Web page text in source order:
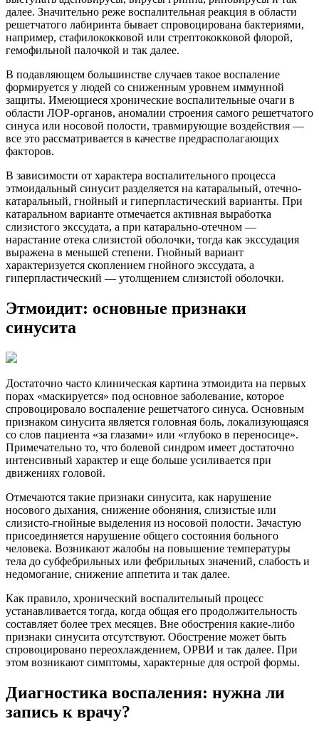
далее. Значительно реже воспалительная реакция в области
решетчатого лабиринта бывает спровоцирована бактериями,
например, стафилококковой или стрептококковой флорой,
гемофильной палочкой и так далее.
В подавляющем большинстве случаев такое воспаление
формируется у людей со сниженным уровнем иммунной
защиты. Имеющиеся хронические воспалительные очаги в
области ЛОР-органов, аномалии строения самого решетчатого
синуса или носовой полости, травмирующие воздействия —
все это рассматривается в качестве предрасполагающих
факторов.
В зависимости от характера воспалительного процесса
этмоидальный синусит разделяется на катаральный, отечно-
катаральный, гнойный и гиперпластический варианты. При
катаральном варианте отмечается активная выработка
слизистого экссудата, а при катарально-отечном —
нарастание отека слизистой оболочки, тогда как экссудация
выражена в меньшей степени. Гнойный вариант
характеризуется скоплением гнойного экссудата, а
гиперпластический — утолщением слизистой оболочки.
Этмоидит: основные признаки
синусита
Достаточно часто клиническая картина этмоидита на первых
порах «маскируется» под основное заболевание, которое
спровоцировало воспаление решетчатого синуса. Основным
признаком синусита является головная боль, локализующаяся
со слов пациента «за глазами» или «глубоко в переносице».
Примечательно то, что болевой синдром имеет достаточно
интенсивный характер и еще больше усиливается при
движениях головой.
Отмечаются такие признаки синусита, как нарушение
носового дыхания, снижение обоняния, слизистые или
слизисто-гнойные выделения из носовой полости. Зачастую
присоединяется нарушение общего состояния больного
человека. Возникают жалобы на повышение температуры
тела до субфебрильных или фебрильных значений, слабость и
недомогание, снижение аппетита и так далее.
Как правило, хронический воспалительный процесс
устанавливается тогда, когда общая его продолжительность
составляет более трех месяцев. Вне обострения какие-либо
признаки синусита отсутствуют. Обострение может быть
спровоцировано переохлаждением, ОРВИ и так далее. При
этом возникают симптомы, характерные для острой формы.
Диагностика воспаления: нужна ли
запись к врачу?